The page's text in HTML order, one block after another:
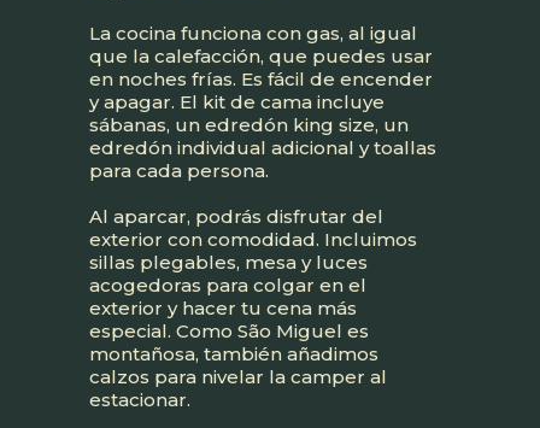
La cocina funciona con gas, al igual
que la calefacción, que puedes usar
en noches frías. Es fácil de encender
y apagar. El kit de cama incluye
sábanas, un edredón king size, un
edredón individual adicional y toallas
para cada persona.
Al aparcar, podrás disfrutar del
exterior con comodidad. Incluimos
sillas plegables, mesa y luces
acogedoras para colgar en el
exterior y hacer tu cena más
especial. Como São Miguel es
montañosa, también añadimos
calzos para nivelar la camper al
estacionar.